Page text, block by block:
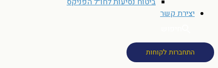
יצירת קשר
התחברות לקוחות